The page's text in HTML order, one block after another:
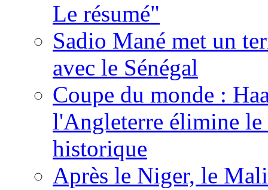
Le résumé"
Sadio Mané met un
avec le Sénégal
Coupe du monde :
l'Angleterre élimine
historique
Après le Niger, le